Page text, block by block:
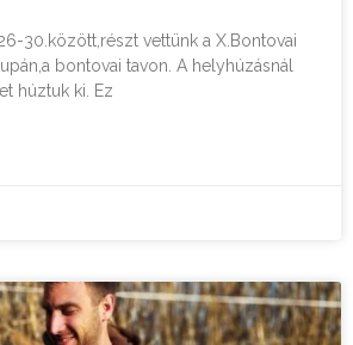
30.között,részt vettünk a X.Bontovai
bontovai tavon. A helyhúzásnál
húztuk ki. Ez